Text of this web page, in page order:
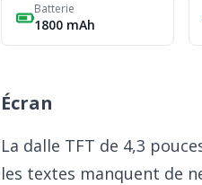
Batterie
1800 mAh
Écran
La dalle TFT de 4,3
les textes manquent de